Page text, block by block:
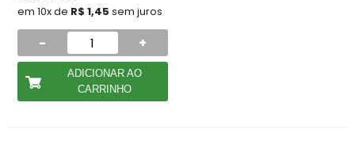
em 10x de R$ 1,45 sem juros
- +
ADICIONAR AO
CARRINHO